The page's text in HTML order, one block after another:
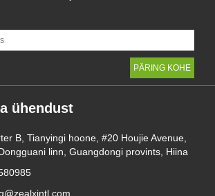
ühendust
B, Tianyingi hoone, #20 Houjie Avenue,
linn, Guangdongi provints, Hiina